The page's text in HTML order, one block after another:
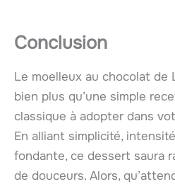
Conclusion
Le moelleux au chocolat
bien plus qu’une simple
classique à adopter dans
En alliant simplicité,
fondante, ce dessert saura
de douceurs. Alors,